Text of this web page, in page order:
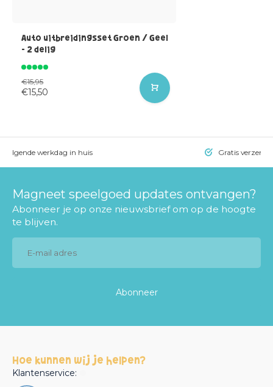
Auto uitbreidingsset Groen / Geel
- 2 delig
€15,95
€15,50
volgende werkdag in huis Gratis
Magneet speelgoed updates ontvangen?
Abonneer je op onze nieuwsbrief om op de hoogte
te blijven.
Abonneer
Hoe kunnen wij je helpen?
Klantenservice: